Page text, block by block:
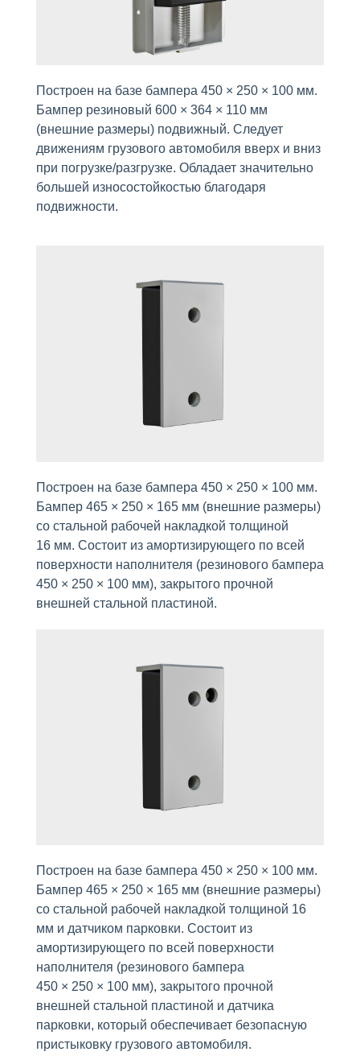
Построен на базе бампера 450 × 250 × 100 мм.
Бампер резиновый 600 × 364 × 110 мм
(внешние размеры) подвижный. Следует
движениям грузового автомобиля вверх и вниз
при погрузке/разгрузке. Обладает значительно
большей износостойкостью благодаря
подвижности.
Построен на базе бампера 450 × 250 × 100 мм.
Бампер 465 × 250 × 165 мм (внешние размеры)
со стальной рабочей накладкой толщиной
16 мм. Состоит из амортизирующего по всей
поверхности наполнителя (резинового бампера
450 × 250 × 100 мм), закрытого прочной
внешней стальной пластиной.
Построен на базе бампера 450 × 250 × 100 мм.
Бампер 465 × 250 × 165 мм (внешние размеры)
со стальной рабочей накладкой толщиной 16
мм и датчиком парковки. Состоит из
амортизирующего по всей поверхности
наполнителя (резинового бампера
450 × 250 × 100 мм), закрытого прочной
внешней стальной пластиной и датчика
парковки, который обеспечивает безопасную
пристыковку грузового автомобиля.